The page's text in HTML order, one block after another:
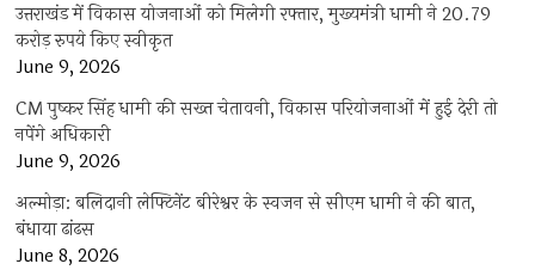
उत्तराखंड में विकास योजनाओं को मिलेगी रफ्तार, मुख्यमंत्री धामी ने 20.79
करोड़ रुपये किए स्वीकृत
June 9, 2026
CM पुष्कर सिंह धामी की सख्त चेतावनी, विकास परियोजनाओं में हुई देरी तो
नपेंगे अधिकारी
June 9, 2026
अल्मोड़ा: बलिदानी लेफ्टिनेंट बीरेश्वर के स्वजन से सीएम धामी ने की बात,
बंधाया ढांढस
June 8, 2026